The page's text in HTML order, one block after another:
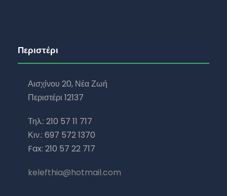
Περιστέρι
Αισχίνου 20, Νέα Ζωή
Περιστέρι 12137
Τηλ.: 210 57 11 717
Κιν.: 697 572 1370
Fax: 210 57 22 717
kelefthia@hotmail.com